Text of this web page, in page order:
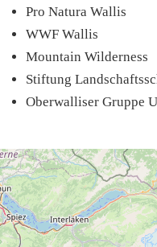
Pro Natura Wallis
WWF Wallis
Mountain Wilderness
Stiftung
Oberwalliser Gruppe